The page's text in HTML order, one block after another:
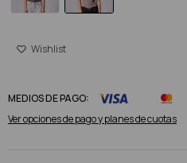
MEDIOS DE PAGO:
Ver opciones de pago y planes de cuotas